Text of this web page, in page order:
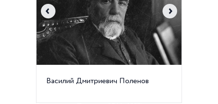
Василий Дмитриевич Поленов